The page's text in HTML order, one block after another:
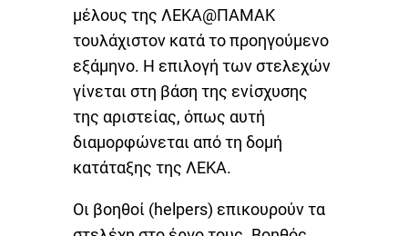
μέλους της ΛΕΚΑ@ΠΑΜΑΚ
τουλάχιστον κατά το προηγούμενο
εξάμηνο. Η επιλογή των στελεχών
γίνεται στη βάση της ενίσχυσης
της αριστείας, όπως αυτή
διαμορφώνεται από τη δομή
κατάταξης της ΛΕΚΑ.
Οι βοηθοί (helpers) επικουρούν τα